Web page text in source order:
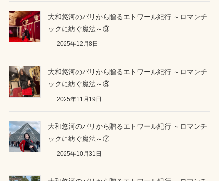
大和悠河のパリから贈るエトワール紀行 ～ロマンチ
ックに紡ぐ魔法～⑨
2025年12月8日
大和悠河のパリから贈るエトワール紀行 ～ロマンチ
ックに紡ぐ魔法～⑧
2025年11月19日
大和悠河のパリから贈るエトワール紀行 ～ロマンチ
ックに紡ぐ魔法～⑦
2025年10月31日